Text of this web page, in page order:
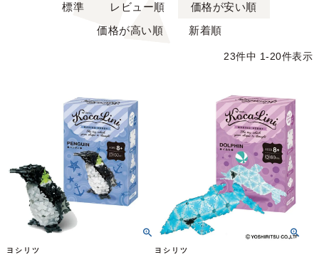
標準 レビュー順
価格が安い順
価格が高い順
新着順
23件中 1-20件表示
ヨシリツ ヨシリツ